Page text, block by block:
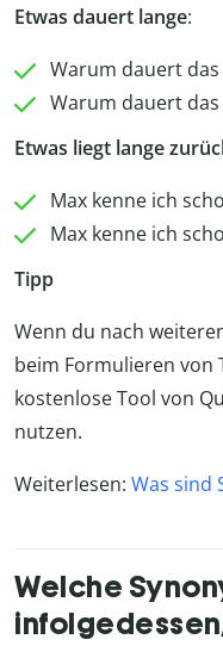
Etwas dauert lange:
Warum dauert das
Warum dauert das
Etwas liegt lange
Max kenne ich
Max kenne ich
Tipp
Wenn du nach
beim Formulieren von
kostenlose Tool von
nutzen.
Weiterlesen: Was sind
Welche